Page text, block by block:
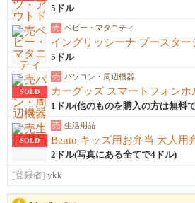
5ドル
売 ベビー・マタニティ
イングリッシーナ ブースター
5ドル
SOLD
売 パソコン・周辺機器
カーグッズ スマートフォンホ
1ドル(他のものを購入の方は無料
SOLD
売 生活用品
2ドル(写真にある全てで4ドル)
[登録者] ykk